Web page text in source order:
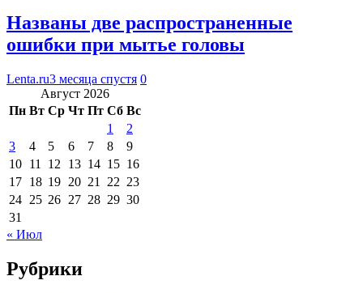
Названы две распространенные
ошибки при мытье головы
Lenta.ru3 месяца спустя 0
Август 2026
Пн Вт Ср Чт Пт Сб Вс
1
2
3
4 5 6 7 8
9
10 11 12 13 14 15 16
17 18 19 20 21 22 23
24 25 26 27 28 29 30
31
« Июл
Рубрики